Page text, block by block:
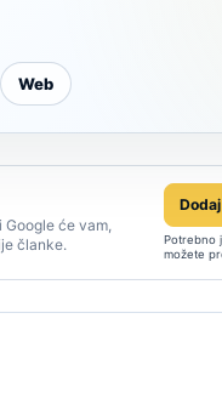
Web
Google će vam,
članke.
Potrebno
možete